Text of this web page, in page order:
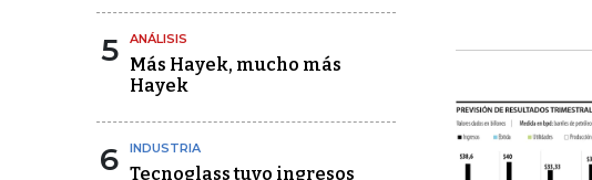
5 ANÁLISIS
Más Hayek, mucho más
Hayek
6 INDUSTRIA
Tecnoglass tuvo ingresos